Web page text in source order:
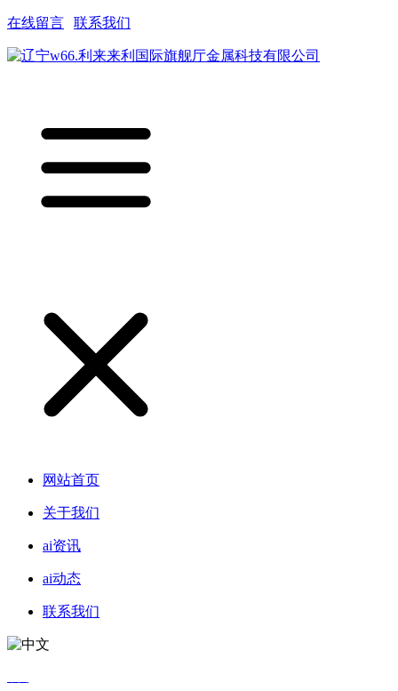
在线留言 联系我们
网站首页
关于我们
ai资讯
ai动态
联系我们